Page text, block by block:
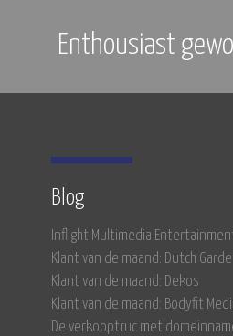
Enthousiast
Blog
Inflight Multimedia
Klant van de maand: Dutch
Klant van de maand: Dekos
Klant van de maand: Bodyfit
De verkooptruc met